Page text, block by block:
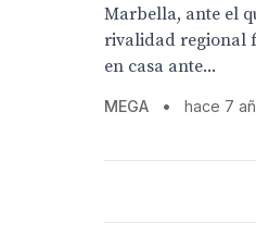
Marbella, ante el
rivalidad regional
en casa ante...
MEGA • hace 7